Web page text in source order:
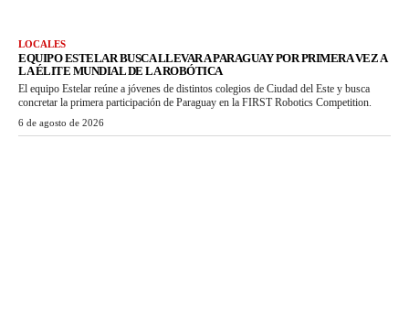
LOCALES
EQUIPO ESTELAR BUSCA LLEVAR A PARAGUAY POR PRIMERA VEZ A
LA ÉLITE MUNDIAL DE LA ROBÓTICA
El equipo Estelar reúne a jóvenes de distintos colegios de Ciudad del Este y busca
concretar la primera participación de Paraguay en la FIRST Robotics Competition.
6 de agosto de 2026